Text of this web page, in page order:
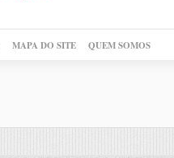
MAPA DO SITE QUEM SOMOS